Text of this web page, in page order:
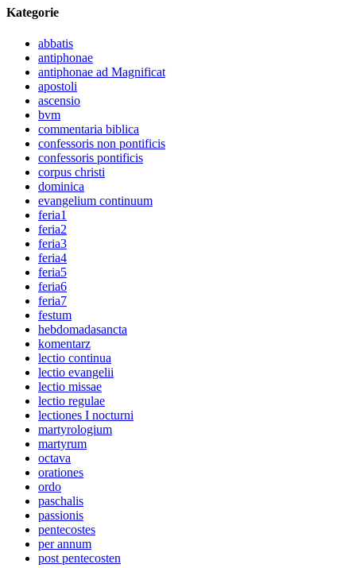
Kategorie
abbatis
antiphonae
antiphonae ad Magnificat
apostoli
ascensio
bvm
commentaria biblica
confessoris non pontificis
confessoris pontificis
corpus christi
dominica
evangelium continuum
feria1
feria2
feria3
feria4
feria5
feria6
feria7
festum
hebdomadasancta
komentarz
lectio continua
lectio evangelii
lectio missae
lectio regulae
lectiones I nocturni
martyrologium
martyrum
octava
orationes
ordo
paschalis
passionis
pentecostes
per annum
post pentecosten